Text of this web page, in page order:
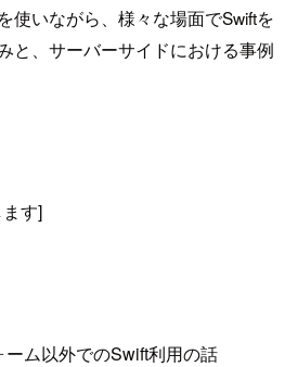
使いながら、様々な場面でSwiftを
と、サーバーサイドにおける事例
す]
ム以外でのSwift利用の話